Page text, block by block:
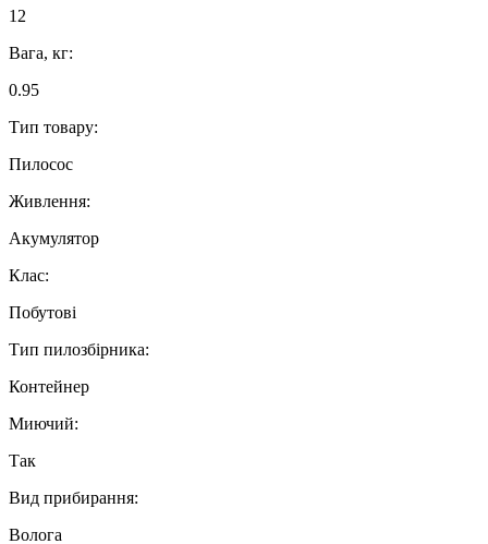
12
Вага, кг:
0.95
Тип товару:
Пилосос
Живлення:
Акумулятор
Клас:
Побутові
Тип пилозбірника:
Контейнер
Миючий:
Так
Вид прибирання:
Волога